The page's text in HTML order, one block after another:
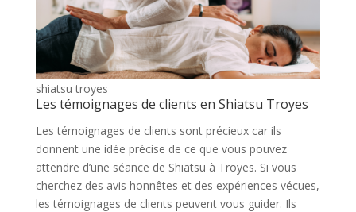
shiatsu troyes
Les témoignages de clients en Shiatsu Troyes
Les témoignages de clients sont précieux car ils
donnent une idée précise de ce que vous pouvez
attendre d’une séance de Shiatsu à Troyes. Si vous
cherchez des avis honnêtes et des expériences vécues,
les témoignages de clients peuvent vous guider. Ils